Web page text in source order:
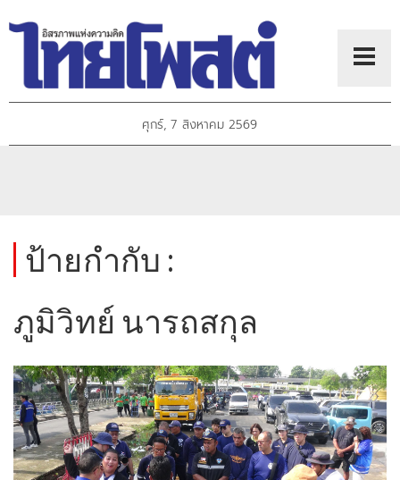
ศุกร์, 7 สิงหาคม 2569
ป้ายกำกับ :
ภูมิวิทย์ นารถสกุล